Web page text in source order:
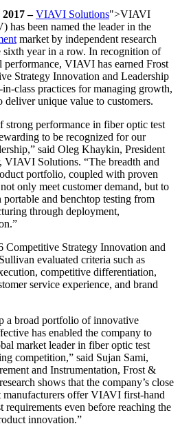
– VIAVI Solutions">VIAVI
been named the leader in the
market by independent research
year in a row. In recognition of
performance, VIAVI has earned Frost
Strategy Innovation and Leadership
class practices for managing growth,
deliver unique value to customers.
performance in fiber optic test
to be recognized for our
said Oleg Khaykin, President
Solutions. “The breadth and
portfolio, coupled with proven
only meet customer demand, but to
and benchtop testing from
through deployment,
Strategy Innovation and
evaluated criteria such as
competitive differentiation,
service experience, and brand
a broad portfolio of innovative
has enabled the company to
market leader in fiber optic test
competition,” said Sujan Sami,
and Instrumentation, Frost &
shows that the company’s close
offer VIAVI first-hand
requirements even before reaching the
innovation.”